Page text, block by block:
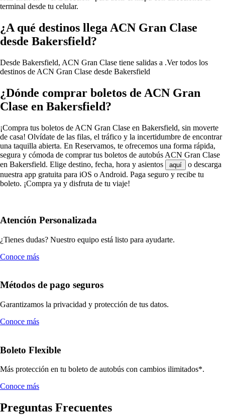
terminal desde tu celular.
¿A qué destinos llega ACN Gran Clase
desde Bakersfield?
Desde Bakersfield, ACN Gran Clase tiene salidas a .Ver todos los
destinos de ACN Gran Clase desde Bakersfield
¿Dónde comprar boletos de ACN Gran
Clase en Bakersfield?
¡Compra tus boletos de ACN Gran Clase en Bakersfield, sin moverte
de casa! Olvídate de las filas, el tráfico y la incertidumbre de encontrar
una taquilla abierta. En Reservamos, te ofrecemos una forma rápida,
segura y cómoda de comprar tus boletos de autobús ACN Gran Clase
en Bakersfield. Elige destino, fecha, hora y asientos
aquí
o descarga
nuestra app gratuita para iOS o Android. Paga seguro y recibe tu
boleto. ¡Compra ya y disfruta de tu viaje!
Atención Personalizada
¿Tienes dudas? Nuestro equipo está listo para ayudarte.
Conoce más
Métodos de pago seguros
Garantizamos la privacidad y protección de tus datos.
Conoce más
Boleto Flexible
Más protección en tu boleto de autobús con cambios ilimitados*.
Conoce más
Preguntas Frecuentes